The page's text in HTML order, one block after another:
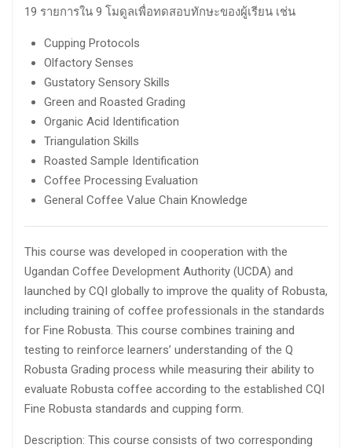
19 รายการใน 9 โมดูลเพื่อทดสอบทักษะของผู้เรียน เช่น
Cupping Protocols
Olfactory Senses
Gustatory Sensory Skills
Green and Roasted Grading
Organic Acid Identification
Triangulation Skills
Roasted Sample Identification
Coffee Processing Evaluation
General Coffee Value Chain Knowledge
This course was developed in cooperation with the
Ugandan Coffee Development Authority (UCDA) and
launched by CQI globally to improve the quality of Robusta,
including training of coffee professionals in the standards
for Fine Robusta. This course combines training and
testing to reinforce learners’ understanding of the Q
Robusta Grading process while measuring their ability to
evaluate Robusta coffee according to the established CQI
Fine Robusta standards and cupping form.
Description: This course consists of two corresponding